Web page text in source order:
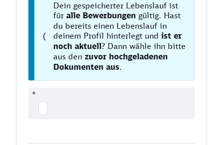
Dein gespeicherter Lebenslauf ist
füralle Bewerbungen
du bereits einen Lebenslauf in
deinem Profil hinterlegt undist er
noch aktuell? Dann wähle ihn bitte
aus denzuvor hochgeladenen
Dokumenten aus.
*